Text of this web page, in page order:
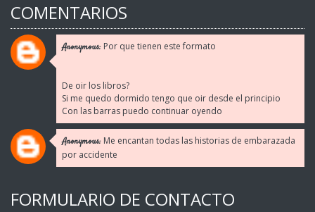
COMENTARIOS
Anonymous: Por que tienen este formato
De oir los libros?
Si me quedo dormido tengo que oir desde el principio
Con las barras puedo continuar oyendo
Anonymous: Me encantan todas las historias de embarazada
por accidente
FORMULARIO DE CONTACTO